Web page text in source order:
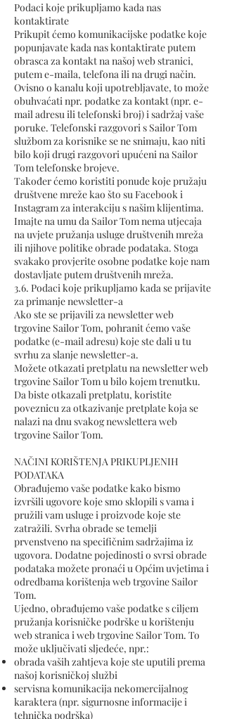
Podaci koje prikupljamo kada nas
kontaktirate
Prikupit ćemo komunikacijske podatke koje
popunjavate kada nas kontaktirate putem
obrasca za kontakt na našoj web stranici,
putem e-maila, telefona ili na drugi način.
Ovisno o kanalu koji upotrebljavate, to može
obuhvaćati npr. podatke za kontakt (npr. e-
mail adresu ili telefonski broj) i sadržaj vaše
poruke. Telefonski razgovori s Sailor Tom
službom za korisnike se ne snimaju, kao niti
bilo koji drugi razgovori upućeni na Sailor
Tom telefonske brojeve.
Također ćemo koristiti ponude koje pružaju
društvene mreže kao što su Facebook i
Instagram za interakciju s našim klijentima.
Imajte na umu da Sailor Tom nema utjecaja
na uvjete pružanja usluge društvenih mreža
ili njihove politike obrade podataka. Stoga
svakako provjerite osobne podatke koje nam
dostavljate putem društvenih mreža.
3.6. Podaci koje prikupljamo kada se prijavite
za primanje newsletter-a
Ako ste se prijavili za newsletter web
trgovine Sailor Tom, pohranit ćemo vaše
podatke (e-mail adresu) koje ste dali u tu
svrhu za slanje newsletter-a.
Možete otkazati pretplatu na newsletter web
trgovine Sailor Tom u bilo kojem trenutku.
Da biste otkazali pretplatu, koristite
poveznicu za otkazivanje pretplate koja se
nalazi na dnu svakog newslettera web
trgovine Sailor Tom.
NAČINI KORIŠTENJA PRIKUPLJENIH
PODATAKA
Obrađujemo vaše podatke kako bismo
izvršili ugovore koje smo sklopili s vama i
pružili vam usluge i proizvode koje ste
zatražili. Svrha obrade se temelji
prvenstveno na specifičnim sadržajima iz
ugovora. Dodatne pojedinosti o svrsi obrade
podataka možete pronaći u Općim uvjetima i
odredbama korištenja web trgovine Sailor
Tom.
Ujedno, obrađujemo vaše podatke s ciljem
pružanja korisničke podrške u korištenju
web stranica i web trgovine Sailor Tom. To
može uključivati sljedeće, npr.:
obrada vaših zahtjeva koje ste uputili prema
našoj korisničkoj službi
servisna komunikacija nekomercijalnog
karaktera (npr. sigurnosne informacije i
tehnička podrška)